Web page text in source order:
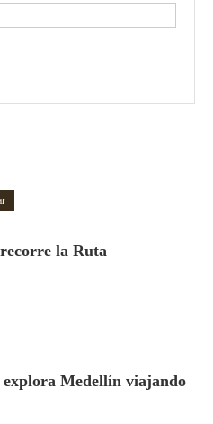
la Ruta
explora Medellín viajando